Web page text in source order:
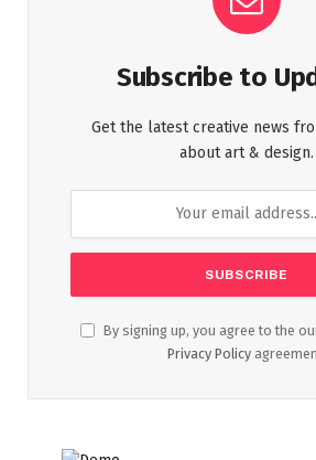
Subscribe to
Get the latest creative news
about art & design.
By signing up, you agree to the
Privacy Policy